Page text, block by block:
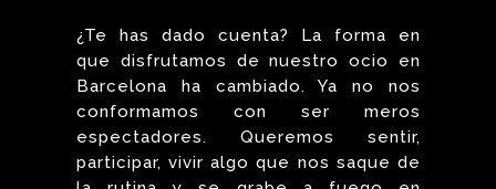
¿Te has dado cuenta? La forma en
que disfrutamos de nuestro ocio en
Barcelona ha cambiado. Ya no nos
conformamos con ser meros
espectadores. Queremos sentir,
participar, vivir algo que nos saque de